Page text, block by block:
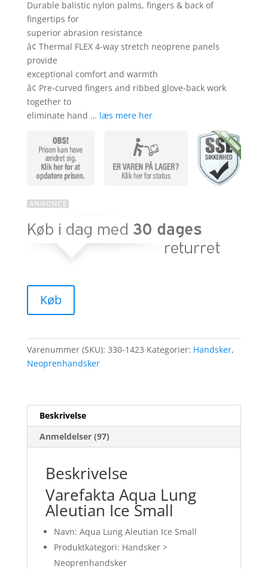
rDurable balistic nylon palms, fingers & back of
fingertips for
superior abrasion resistance
â¢ Thermal FLEX 4-way stretch neoprene panels
provide
exceptional comfort and warmth
â¢ Pre-curved fingers and ribbed glove-back work
together to
eliminate hand … læs mere her
Køb
Varenummer (SKU): 330-1423 Kategorier: Handsker,
Neoprenhandsker
Beskrivelse
Anmeldelser (97)
Beskrivelse
Varefakta Aqua Lung
Aleutian Ice Small
Navn: Aqua Lung Aleutian Ice Small
Produktkategori: Handsker >
Neoprenhandsker